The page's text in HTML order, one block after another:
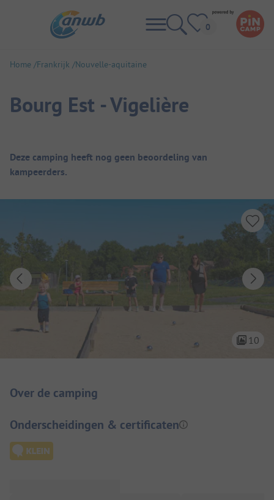
Home Frankrijk Nouvelle-aquitaine
Bourg Est - Vigelière
Camping overzicht
Deze camping heeft nog geen beoordeling van
kampeerders.
10
Over de camping
Onderscheidingen & certificaten